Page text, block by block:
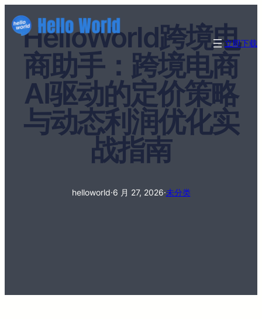
立即下载
HelloWorld跨境电
商助手：跨境电商
AI驱动的定价策略
与动态利润优化实
战指南
helloworld·6 月 27, 2026·未分类